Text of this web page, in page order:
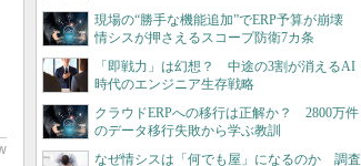
現場の“勝手な機能追加”でERP予算が崩壊
情シスが押さえるスコープ防衛7カ条
「即戦力」は幻想？ 中途の3割が消えるAI
時代のエンジニア生存戦略
クラウドERPへの移行は正解か？ 2800万件
のデータ移行失敗から学ぶ教訓
なぜ情シスは「何でも屋」になるのか 調査